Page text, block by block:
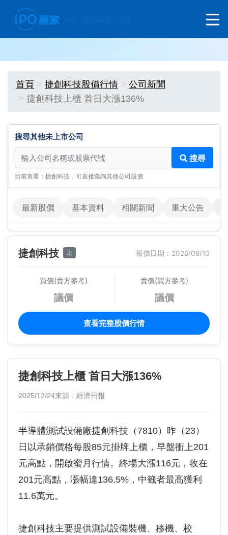
首頁 捷創科技股價行情
公司新聞
捷創科技上櫃 首日大漲136%
搜尋其他未上市公司
搜尋其他未上市公司
搜尋
目前查看：捷創科技，可直接查詢其他公司股價
最新股價 基本資料 相關新聞 重大公告
捷創科技 上 報價日期：2026/08/10
買價(賣方參考)
議價
賣價(買方參考)
議價
查看完整股價行情
捷創科技上櫃 首日大漲136%
2025/12/24來源：經濟日報
半導體測試設備廠捷創科技（7810）昨（23）
日以承銷價格每股85元掛牌上櫃，早盤衝上201
元高點，開啟蜜月行情。終場大漲116元，收在
201元高點，漲幅達136.5%，中籤者最高獲利
11.6萬元。
捷創科技主要提供測試設備裝機、移機、校